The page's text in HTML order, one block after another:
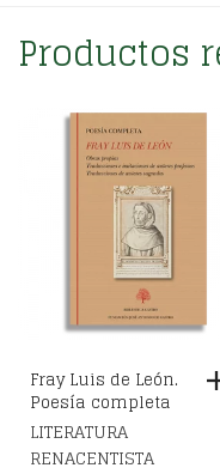
Productos
Fray Luis de León.
Poesía completa
LITERATURA
RENACENTISTA